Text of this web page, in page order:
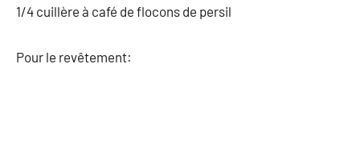
1/4 cuillère à café de flocons de persil
Pour le revêtement: